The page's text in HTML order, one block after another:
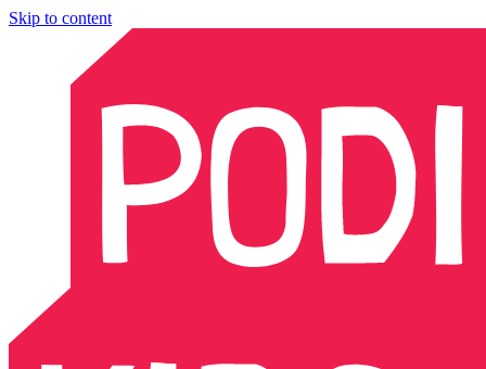
Skip to content